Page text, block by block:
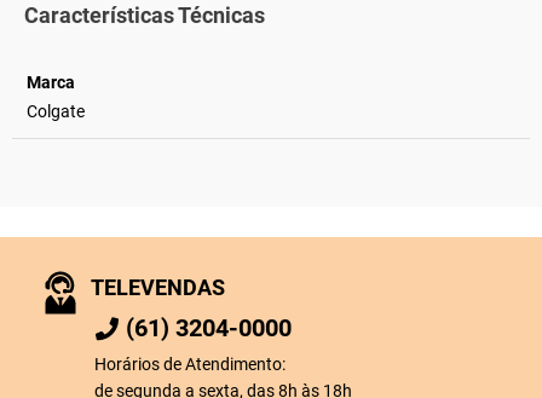
Características Técnicas
Marca
Colgate
TELEVENDAS
(61) 3204-0000
Horários de Atendimento:
de segunda a sexta, das 8h às 18h